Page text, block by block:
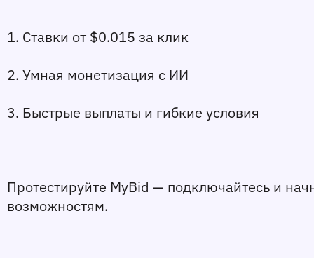
1. Ставки от $0.015 за клик
2. Умная монетизация с ИИ
3. Быстрые выплаты и гибкие условия
Протестируйте MyBid — подключайтесь и
возможностям.